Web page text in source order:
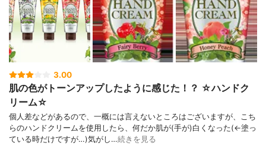
3.00
肌の色がトーンアップしたように感じた！？ ☆ハンドク
リーム☆
個人差などがあるので、一概には言えないところはございますが、こち
らのハンドクリームを使用したら、何だか肌が(手が)白くなった(←塗っ
ている時だけですが…)気がし…続きを見る